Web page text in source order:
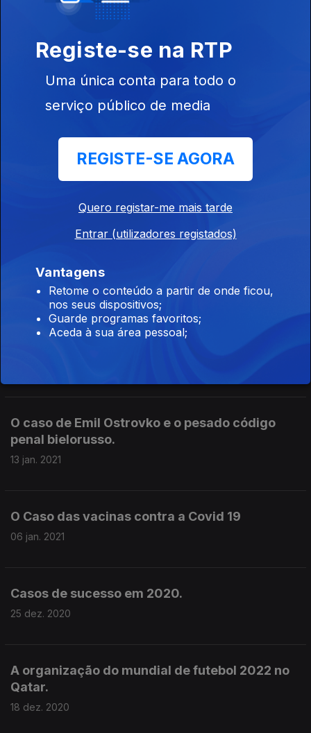
Guantánamo e os direitos humanos.
A nova lei de segurança nacional em Hong-
Kong.
O caso da venda de instrumentos de tortura
Conversa com Paulo Fontes, director de
comunicação e campanhas da Amnistia
Internacional: a liberdade de expressão está a
ser atacada no Vietname com a manipulação
O caso de Emil Ostrovko e o pesado código
penal bielorusso.
13 jan. 2021
O Caso das vacinas contra a Covid 19
06 jan. 2021
Casos de sucesso em 2020.
25 dez. 2020
A organização do mundial de futebol 2022 no
Qatar.
18 dez. 2020
Registe-se na RTP
Uma única conta para todo o
serviço público de media
REGISTE-SE AGORA
Quero registar-me mais tarde
Entrar (utilizadores registados)
Vantagens
Retome o conteúdo a partir de onde ficou,
nos seus dispositivos;
Guarde programas favoritos;
Aceda à sua área pessoal;